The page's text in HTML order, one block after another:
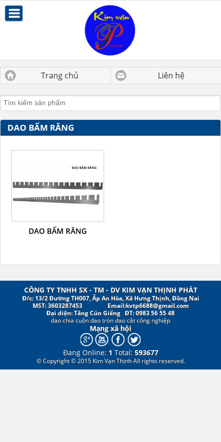
Trang chủ Liên hệ
DAO BẤM RĂNG
DAO BẤM RĂNG
CÔNG TY TNHH SX - TM - DV KIM VẠN THỊNH PHÁT
Đ/c: 13/2 Đường TH007, Ấp An Hòa, Xã Hưng Thịnh, Đồng Nai
MST: 3603287453
Email:kvtp6688@gmail.com
Đại diện: Tằng Cún Giểng ĐT: 0983 56 55 48
dao chia cuộndao tròndao cắt công nghiệp
Mạng xã hội
Đang Online: 1 Total: 593677
© Copyright © 2015 Kim Vạn Thịnh All rights reserved.